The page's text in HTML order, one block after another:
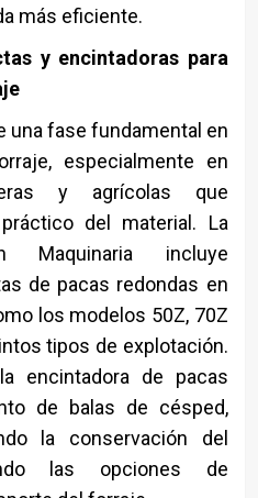
más eficiente.
y encintadoras para
una fase fundamental en
especialmente en
y agrícolas que
del material. La
Maquinaria incluye
de pacas redondas en
los modelos 50Z, 70Z
tipos de explotación.
encintadora de pacas
de balas de césped,
la conservación del
las opciones de